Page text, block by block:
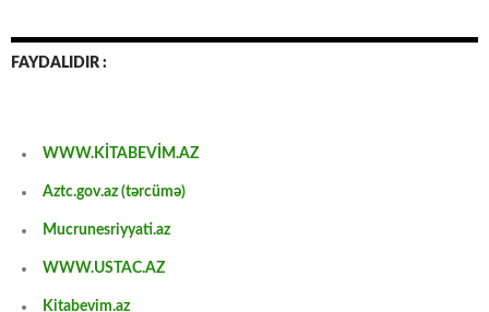
FAYDALIDIR :
WWW.KİTABEVİM.AZ
Aztc.gov.az (tərcümə)
Mucrunesriyyati.az
WWW.USTAC.AZ
Kitabevim.az